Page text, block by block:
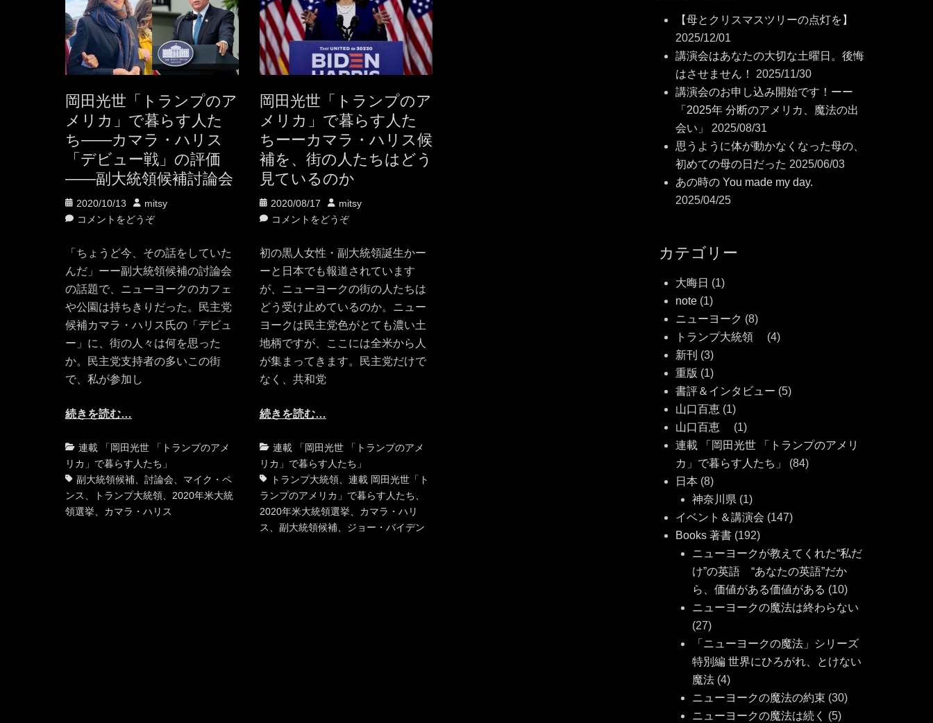
岡田光世「トランプのア
メリカ」で暮らす人た
ち——カマラ・ハリス
「デビュー戦」の評価
――副大統領候補討論会
投
稿
2020/10/13
投
稿
mitsy
コメントをどうぞ
「ちょうど今、その話をしていた
んだ」ーー副大統領候補の討論会
の話題で、ニューヨークのカフェ
や公園は持ちきりだった。民主党
候補カマラ・ハリス氏の「デビュ
ー」に、街の人々は何を思った
か。民主党支持者の多いこの街
で、私が参加し
続きを読む…
カ
テ
ゴ
リ
ー
連載 「岡田光世 「トランプのアメ
リカ」で暮らす人たち」
副大統領候補 、討論会
マイク・ペ
ンス
トランプ大統領
2020年米大統
領選挙
カマラ・ハリス
岡田光世「トランプのア
メリカ」で暮らす人た
ちーーカマラ・ハリス候
補を、街の人たちはどう
見ているのか
投
稿
2020/08/17
投
稿
mitsy
コメントをどうぞ
初の黒人女性・副大統領誕生かー
ーと日本でも報道されています
が、ニューヨークの街の人たちは
どう受け止めているのか。ニュー
ヨークは民主党色がとても濃い土
地柄ですが、ここには全米から人
が集まってきます。民主党だけで
なく、共和党
続きを読む…
カ
テ
ゴ
リ
ー
連載 「岡田光世 「トランプのアメ
リカ」で暮らす人たち」
トランプ大統領、 連載 岡田光世「ト
ランプのアメリカ」で暮らす人たち
2020年米大統領選挙
カマラ・ハリ
ス
副大統領候補、 ジョー・バイデン
【母とクリスマスツリーの点灯を】
2025/12/01
講演会はあなたの大切な土曜日。後悔
はさせません！
2025/11/30
講演会のお申し込み開始です！ーー
「2025年 分断のアメリカ、魔法の出
会い」
2025/08/31
思うように体が動かなくなった母の、
初めての母の日だった 2025/06/03
あの時の You made my day.
2025/04/25
カテゴリー
大晦日 (1)
note (1)
ニューヨーク (8)
トランプ大統領
(4)
新刊 (3)
重版 (1)
書評＆インタビュー (5)
山口百恵 (1)
山口百恵
(1)
連載 「岡田光世 「トランプのアメリ
カ」で暮らす人たち」
(84)
日本 (8)
神奈川県 (1)
イベント＆講演会 (147)
Books 著書 (192)
ニューヨークが教えてくれた“私だ
け”の英語 “あなたの英語”だか
ら、価値がある価値がある (10)
ニューヨークの魔法は終わらない
(27)
「ニューヨークの魔法」シリーズ
特別編 世界にひろがれ、とけない
魔法 (4)
ニューヨークの魔法の約束 (30)
ニューヨークの魔法は続く
(5)